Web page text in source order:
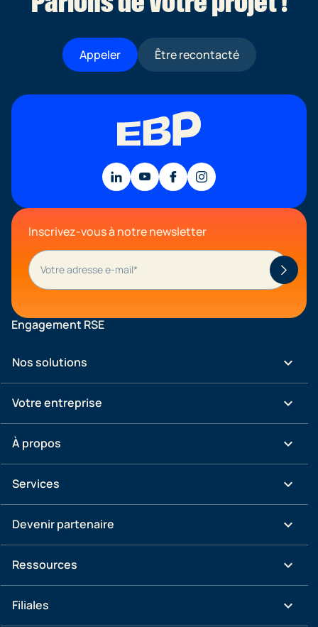
Appeler Être recontacté
Inscrivez-vous à notre newsletter
Engagement RSE
Nos solutions keyboard_arrow_down
Votre entreprise keyboard_arrow_down
À propos keyboard_arrow_down
Services keyboard_arrow_down
Devenir partenaire keyboard_arrow_down
Ressources keyboard_arrow_down
Filiales keyboard_arrow_down